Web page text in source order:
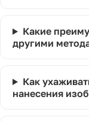
Какие
другими
Как
нанесения